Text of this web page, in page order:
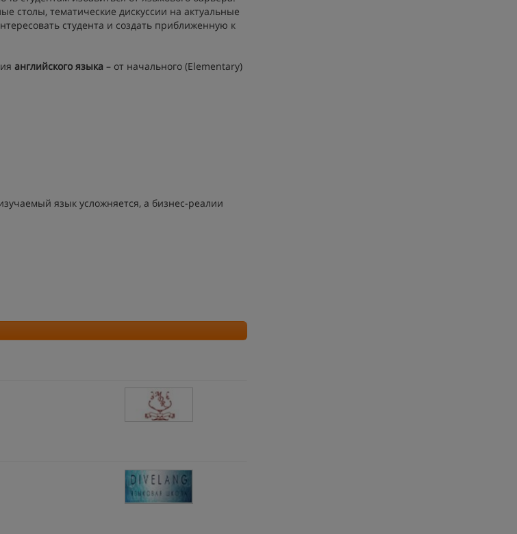
столы, тематические дискуссии на актуальные
студента и создать приближенную к
английского языка – от начального (Elementary)
язык усложняется, а бизнес-реалии